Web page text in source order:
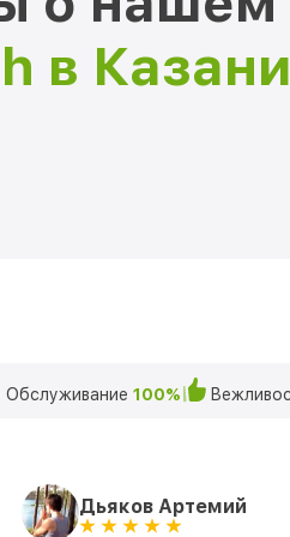
в
Обслуживание 100%
Дьяков Артемий